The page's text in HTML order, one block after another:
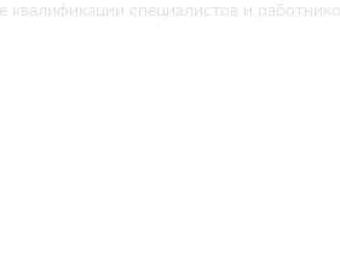
специалистов и